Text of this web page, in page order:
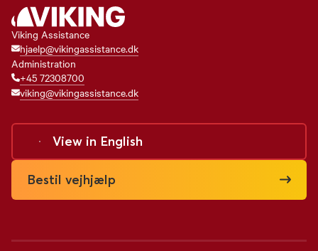
Viking Assistance
hjaelp@vikingassistance.dk
Administration
+45 72308700
viking@vikingassistance.dk
View in English
Bestil vejhjælp